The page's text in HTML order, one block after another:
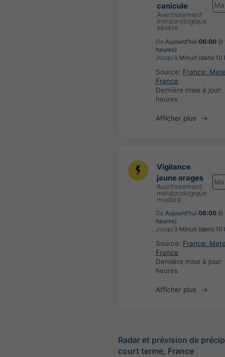
canicule
Avertissement
météorologique
sévère
De Aujourd'hui 06:00 (il
heures)
Jusqu'à Minuit (dans 10
Source: France:
France
Dernière mise à jour:
heures
Afficher plus
Vigilance
jaune orages
Avertissement
météorologique
modéré
De Aujourd'hui 06:00 (il
heures)
Jusqu'à Minuit (dans 10
Source: France:
France
Dernière mise à jour:
heures
Afficher plus
Radar et prévision de
court terme, France